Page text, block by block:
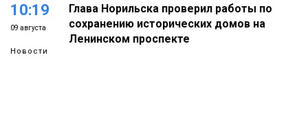
10:19
09 августа
Новости
Глава Норильска проверил работы по
сохранению исторических домов на
Ленинском проспекте